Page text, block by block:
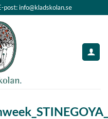
post: info@kladskolan.se